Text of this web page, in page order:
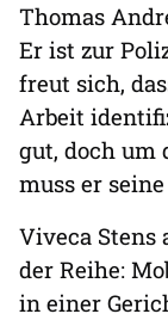
Thomas
Er ist zur
freut sich,
Arbeit
gut, doch um
muss er
Viveca Stens
der Reihe:
in einer